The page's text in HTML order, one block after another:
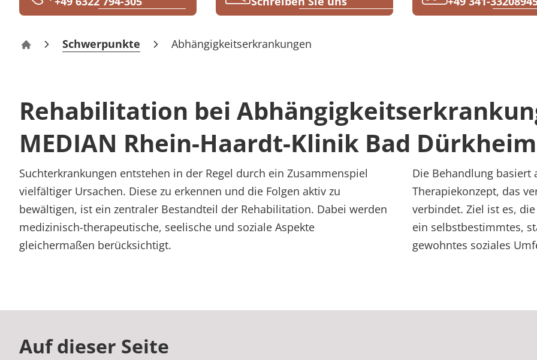
Rheumatologie
Rhein-Haardt-Klinik Bad Dürkheim
Schwerpunkte Abhängigkeitserkrankungen
Rehabilitation bei
MEDIAN Rhein-Haardt-Klinik Bad Dürkheim
Suchterkrankungen entstehen in der Regel durch ein Zusammenspiel
vielfältiger Ursachen. Diese zu erkennen und die Folgen aktiv zu
bewältigen, ist ein zentraler Bestandteil der Rehabilitation. Dabei werden
medizinisch-therapeutische, seelische und soziale Aspekte
gleichermaßen berücksichtigt.
Die Behandlung
Therapiekonzept, das
verbindet. Ziel ist es,
ein selbstbestimmtes,
gewohntes soziales
Auf dieser Seite